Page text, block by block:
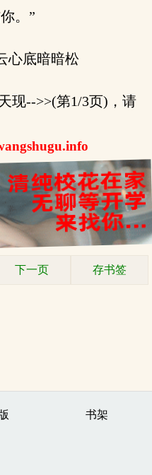
。”
心底暗暗松
现-->>(第1/3页)，请
下一页 存书签
书架